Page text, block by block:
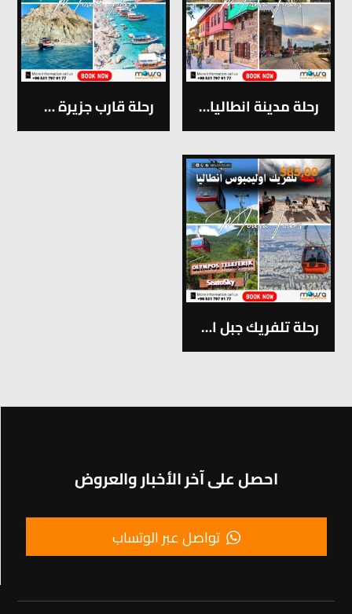
رحلة مدينة انطاليا وشلالات دودان رحلة قارب جزيرة سولوادا في أنطاليا
رحلة تلفريك جبل اوليمبوس في انطاليا
$85,00
احصل على آخر الأخبار والعروض
تواصل عبر الوتساب